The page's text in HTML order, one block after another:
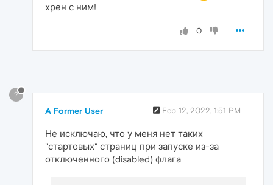
хрен с ним!
0
?
A Former User Feb 12, 2022, 1:51 PM
Не исключаю, что у меня нет таких
"стартовых" страниц при запуске из-за
отключенного (disabled) флага